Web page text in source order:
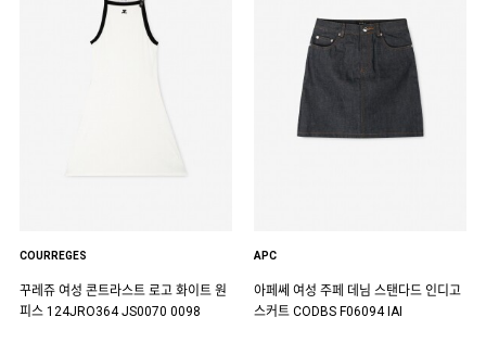
COURREGES
꾸레쥬 여성 콘트라스트 로고 화이트 원
피스 124JRO364 JS0070 0098
APC
아페쎄 여성 주페 데님 스탠다드 인디고
스커트 CODBS F06094 IAI